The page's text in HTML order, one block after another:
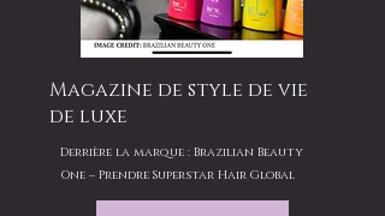
Magazine de style de vie
de luxe
Derrière la marque : Brazilian Beauty
One – Prendre Superstar Hair Global